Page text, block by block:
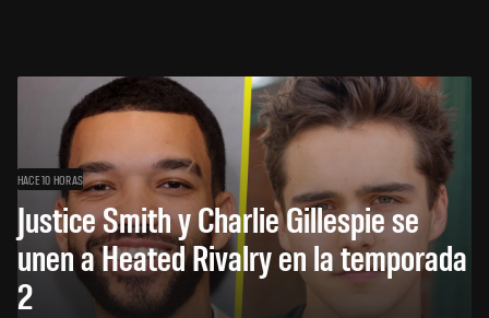
HACE 10 HORAS
Justice Smith y Charlie Gillespie se
unen a Heated Rivalry en la temporada
2